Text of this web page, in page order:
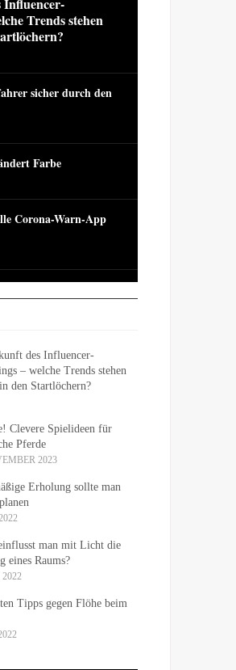
Trends stehen
sicher durch den
Farbe
Corona-Warn-App
des Influencer-
– welche Trends stehen
den Startlöchern?
Clevere Spielideen für
Pferde
2023
Erholung sollte man
man mit Licht die
eines Raums?
Tipps gegen Flöhe beim